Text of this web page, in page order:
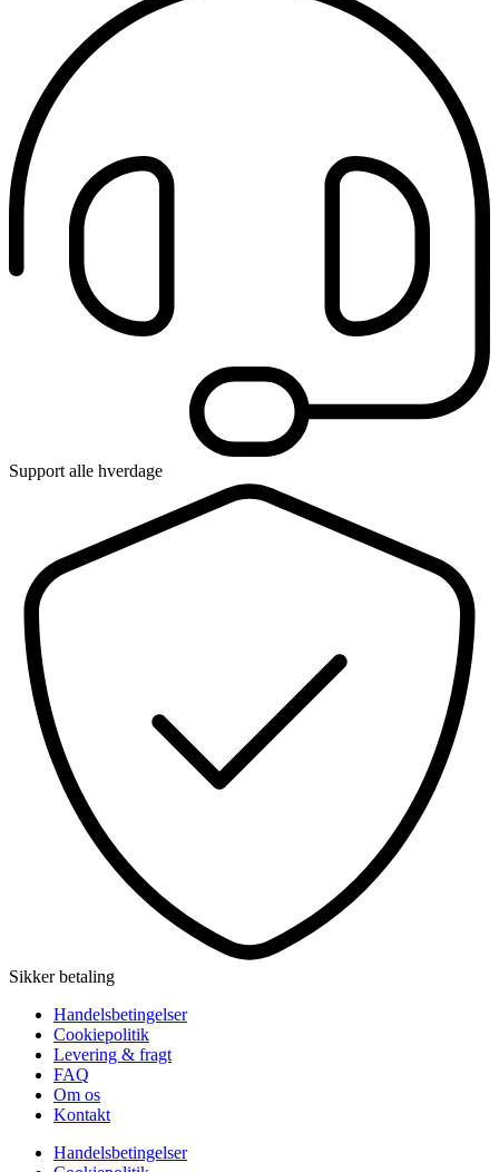
Support alle hverdage
Sikker betaling
Handelsbetingelser
Cookiepolitik
Levering & fragt
FAQ
Om os
Kontakt
Handelsbetingelser